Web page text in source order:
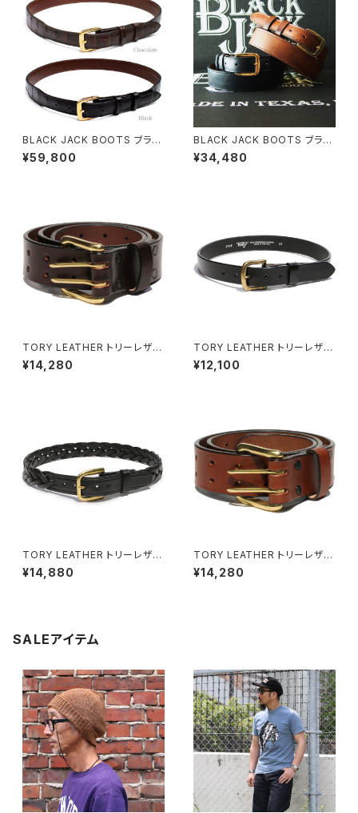
BLACK JACK BOOTS ブラッ
クジャックブーツ アリゲーター
レザーベルト 全2色
¥59,800
BLACK JACK BOOTS ブラッ
クジャックブーツ 馬革 テーパー
ド ベルト全2色
¥34,480
TORY LEATHER トリーレザー
HAVANA BROWN(ダークブラ
ウン) ブライドルレザー ダブル
¥14,280
TORY LEATHER トリーレザー
BLACK/BRASS ブライドルレ
ザー ストラップベルト ブラスバッ
¥12,100
TORY LEATHER トリーレザー
ブライドルレザー レースドベル
ト BLACK
¥14,880
TORY LEATHER トリーレザー
OAKBARK BROWN(ライトブ
ラウン) ブライドルレザー ダブル
¥14,280
SALEアイテム